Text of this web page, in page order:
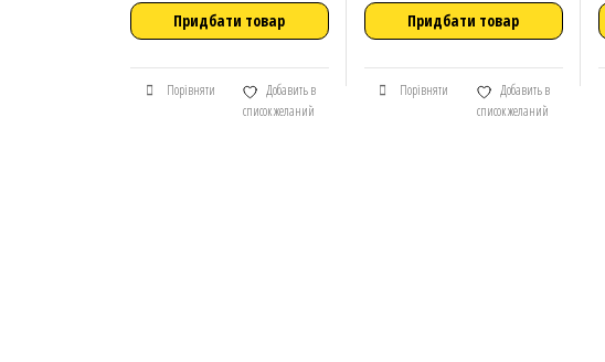
Придбати товар
Порівняти
Добавить в
список желаний
Придбати товар
Порівняти
Добавить в
список желаний